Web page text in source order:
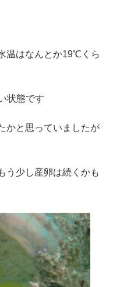
温はなんとか19℃くら
状態です
かと思っていましたが
う少し産卵は続くかも